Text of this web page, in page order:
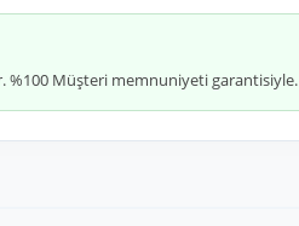
%100 Müşteri memnuniyeti garantisiyle.